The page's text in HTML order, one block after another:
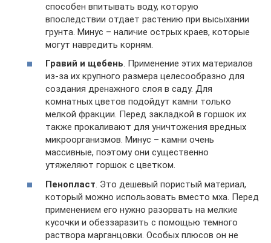
способен впитывать воду, которую
впоследствии отдает растению при высыхании
грунта. Минус – наличие острых краев, которые
могут навредить корням.
Гравий и щебень. Применение этих материалов
из-за их крупного размера целесообразно для
создания дренажного слоя в саду. Для
комнатных цветов подойдут камни только
мелкой фракции. Перед закладкой в горшок их
также прокаливают для уничтожения вредных
микроорганизмов. Минус – камни очень
массивные, поэтому они существенно
утяжеляют горшок с цветком.
Пенопласт . Это дешевый пористый материал,
который можно использовать вместо мха. Перед
применением его нужно разорвать на мелкие
кусочки и обеззаразить с помощью темного
раствора марганцовки. Особых плюсов он не